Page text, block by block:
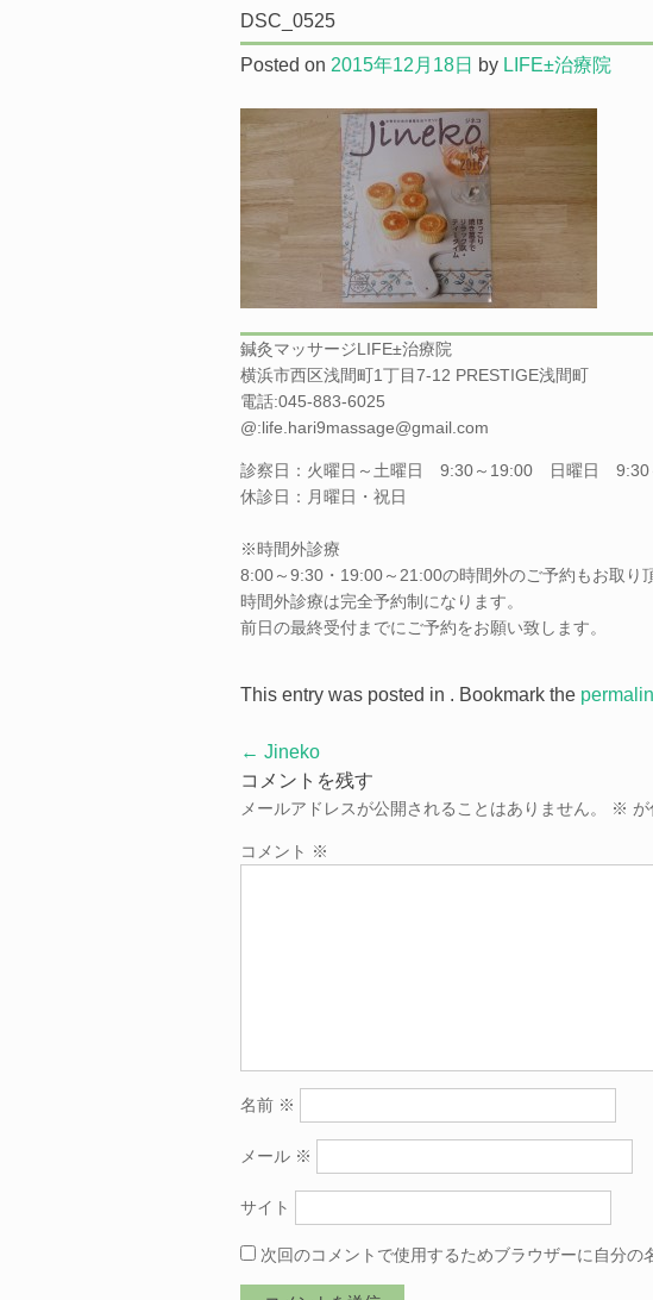
DSC_0525
Posted on 2015年12月18日 by LIFE±治療院
鍼灸マッサージLIFE±治療院
横浜市西区浅間町1丁目7-12 PRESTIGE浅間町
電話:045-883-6025
@:life.hari9massage@gmail.com
診察日：火曜日～土曜日 9:30～19:00 日曜日 9:30
休診日：月曜日・祝日
※時間外診療
8:00～9:30・19:00～21:00の時間外のご予約もお取り
時間外診療は完全予約制になります。
前日の最終受付までにご予約をお願い致します。
This entry was posted in . Bookmark the
Post
navigation
← Jineko
コメントを残す
メールアドレスが公開されることはありません。 ※
コメント ※
名前 ※
メール ※
サイト
次回のコメントで使用するためブラウザーに自分の